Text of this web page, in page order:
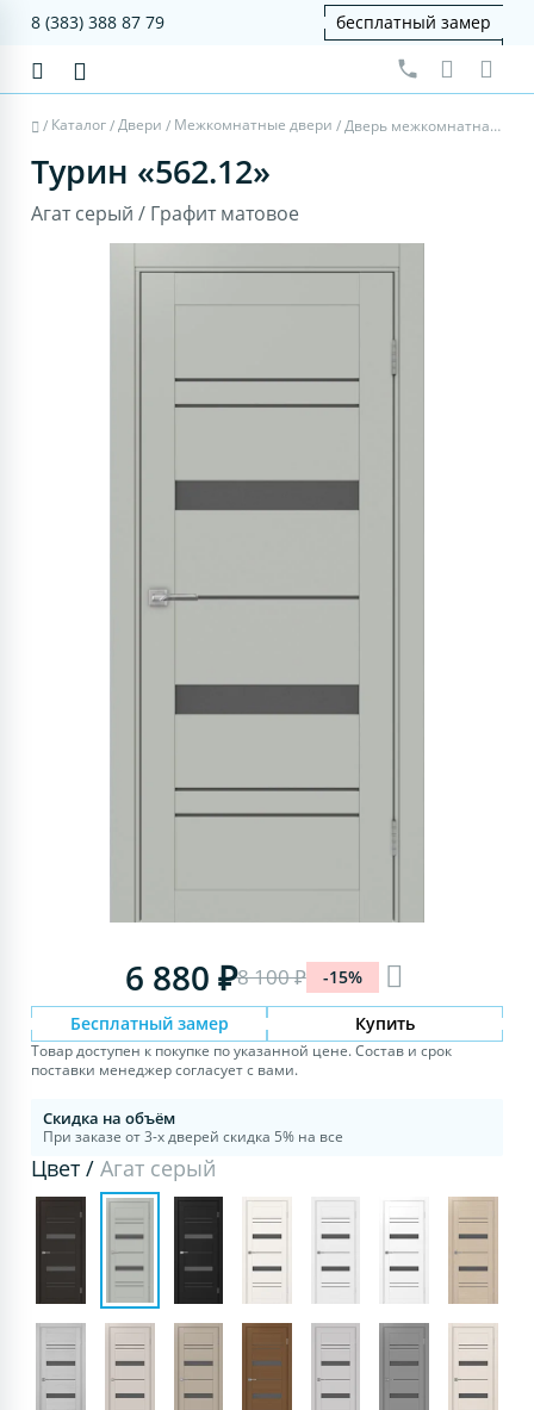
8 (383) 388 87 79 бесплатный замер
/ Каталог/Двери / Межкомнатные двери / Дверь межкомнатная Турин 562.12 - агат серый, графит матовое
Турин «562.12»
Агат серый / Графит матовое
6 880 ₽8 100 ₽ -15%
Бесплатный замер Купить
Товар доступен к покупке по указанной цене. Состав и срок
поставки менеджер согласует с вами.
Скидка на объём
При заказе от 3-х дверей скидка 5% на все
Цвет /Агат серый